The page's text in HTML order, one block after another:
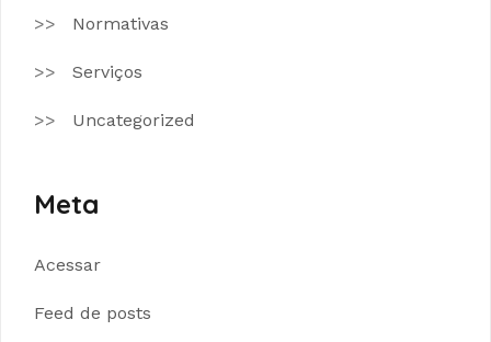
Normativas
Serviços
Uncategorized
Meta
Acessar
Feed de posts